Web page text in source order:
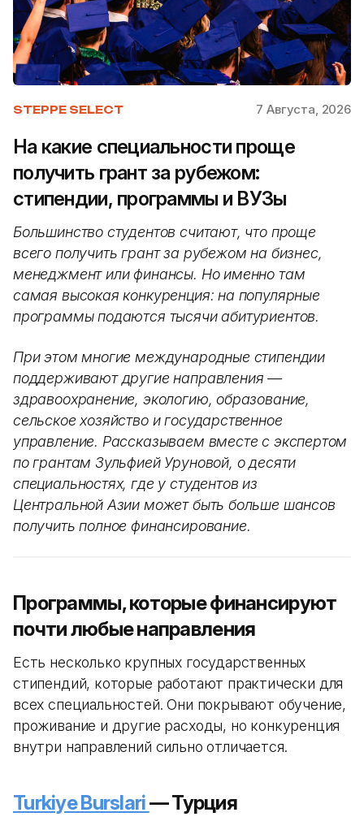
STEPPE SELECT 7 Августа, 2026
На какие специальности проще
получить грант за рубежом:
стипендии, программы и ВУЗы
Большинство студентов считают, что проще
всего получить грант за рубежом на бизнес,
менеджмент или финансы. Но именно там
самая высокая конкуренция: на популярные
программы подаются тысячи абитуриентов.
При этом многие международные стипендии
поддерживают другие направления —
здравоохранение, экологию, образование,
сельское хозяйство и государственное
управление. Рассказываем вместе с экспертом
по грантам Зульфией Уруновой, о десяти
специальностях, где у студентов из
Центральной Азии может быть больше шансов
получить полное финансирование.
Программы, которые финансируют
почти любые направления
Есть несколько крупных государственных
стипендий, которые работают практически для
всех специальностей. Они покрывают обучение,
проживание и другие расходы, но конкуренция
внутри направлений сильно отличается.
Turkiye Burslari— Турция